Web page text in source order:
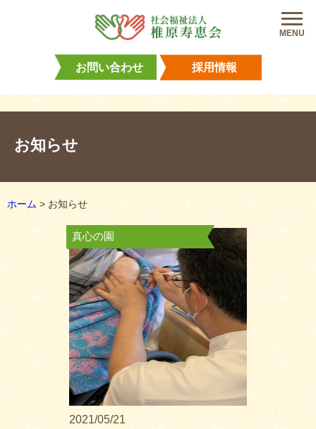
お問い合わせ 採用情報
お知らせ
ホーム > お知らせ
真心の園
2021/05/21
MENU